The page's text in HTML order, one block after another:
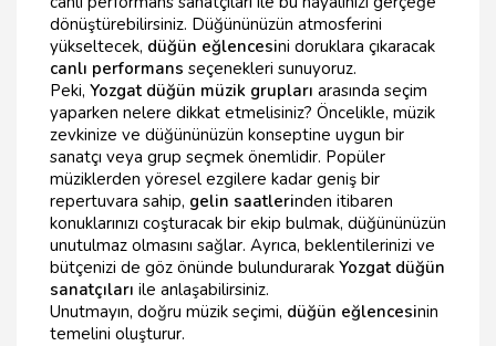
dönüştürebilirsiniz. Düğününüzün atmosferini
yükseltecek, düğün eğlencesini doruklara çıkaracak
canlı performans seçenekleri sunuyoruz.
Peki, Yozgat düğün müzik grupları arasında seçim
yaparken nelere dikkat etmelisiniz? Öncelikle, müzik
zevkinize ve düğününüzün konseptine uygun bir
sanatçı veya grup seçmek önemlidir. Popüler
müziklerden yöresel ezgilere kadar geniş bir
repertuvara sahip, gelin saatlerinden itibaren
konuklarınızı coşturacak bir ekip bulmak, düğününüzün
unutulmaz olmasını sağlar. Ayrıca, beklentilerinizi ve
bütçenizi de göz önünde bulundurarak Yozgat düğün
sanatçıları ile anlaşabilirsiniz.
Unutmayın, doğru müzik seçimi, düğün eğlencesinin
temelini oluşturur.